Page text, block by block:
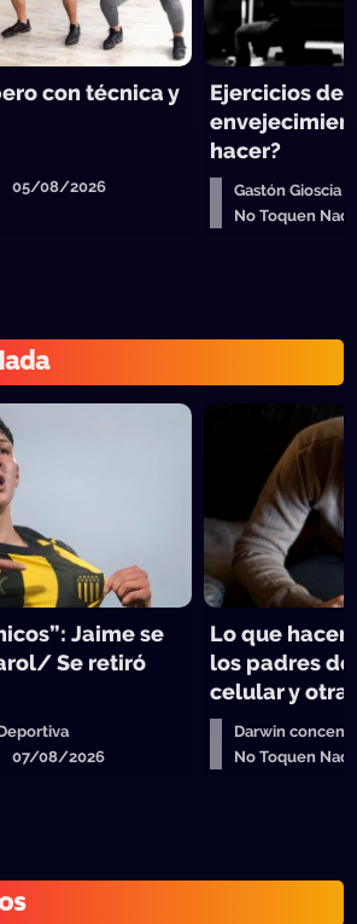
con técnica y
05/08/2026
Ejercicios de
hacer?
Gastón Gioscia
No Toquen
Jaime se
Se retiró
07/08/2026
Lo que
los padres
celular y
Darwin
No Toquen